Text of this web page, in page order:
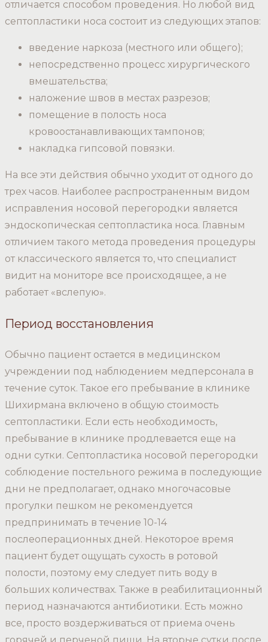
отличается способом проведения. Но любой вид
септопластики носа состоит из следующих этапов:
введение наркоза (местного или общего);
непосредственно процесс хирургического
вмешательства;
наложение швов в местах разрезов;
помещение в полость носа
кровоостанавливающих тампонов;
накладка гипсовой повязки.
На все эти действия обычно уходит от одного до
трех часов. Наиболее распространенным видом
исправления носовой перегородки является
эндоскопическая септопластика носа. Главным
отличием такого метода проведения процедуры
от классического является то, что специалист
видит на мониторе все происходящее, а не
работает «вслепую».
Период восстановления
Обычно пациент остается в медицинском
учреждении под наблюдением медперсонала в
течение суток. Такое его пребывание в клинике
Шихирмана включено в общую стоимость
септопластики. Если есть необходимость,
пребывание в клинике продлевается еще на
одни сутки. Септопластика носовой перегородки
соблюдение постельного режима в последующие
дни не предполагает, однако многочасовые
прогулки пешком не рекомендуется
предпринимать в течение 10-14
послеоперационных дней. Некоторое время
пациент будет ощущать сухость в ротовой
полости, поэтому ему следует пить воду в
больших количествах. Также в реабилитационный
период назначаются антибиотики. Есть можно
все, просто воздерживаться от приема очень